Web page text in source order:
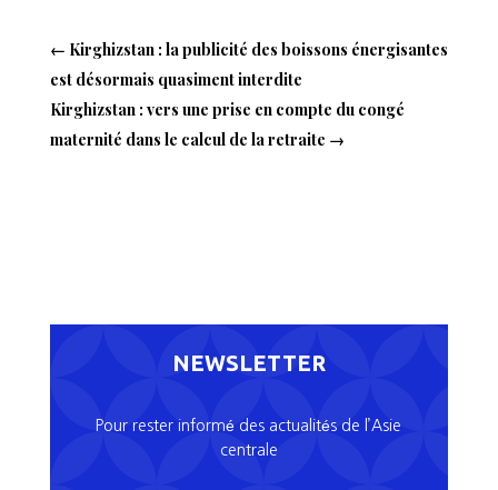
← Kirghizstan : la publicité des boissons énergisantes
est désormais quasiment interdite
Kirghizstan : vers une prise en compte du congé
maternité dans le calcul de la retraite →
NEWSLETTER
Pour rester informé des actualités de l’Asie
centrale